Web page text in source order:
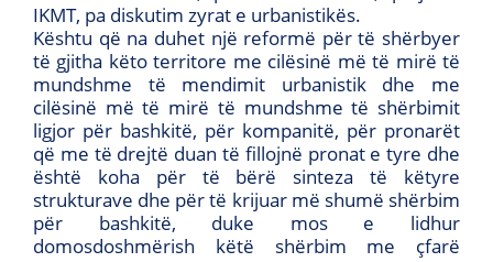
IKMT, pa diskutim zyrat e urbanistikës.
Kështu që na duhet një reformë për të shërbyer
të gjitha këto territore me cilësinë më të mirë të
mundshme të mendimit urbanistik dhe me
cilësinë më të mirë të mundshme të shërbimit
ligjor për bashkitë, për kompanitë, për pronarët
që me të drejtë duan të fillojnë pronat e tyre dhe
është koha për të bërë sinteza të këtyre
strukturave dhe për të krijuar më shumë shërbim
për bashkitë, duke mos e lidhur
domosdoshmërish këtë shërbim me çfarë